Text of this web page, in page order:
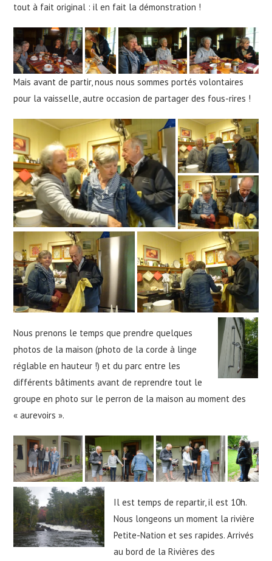
tout à fait original : il en fait la démonstration !
Mais avant de partir, nous nous sommes portés volontaires
pour la vaisselle, autre occasion de partager des fous-rires !
Nous prenons le temps que prendre quelques
photos de la maison (photo de la corde à linge
réglable en hauteur !) et du parc entre les
différents bâtiments avant de reprendre tout le
groupe en photo sur le perron de la maison au moment des
« aurevoirs ».
Il est temps de repartir, il est 10h.
Nous longeons un moment la rivière
Petite-Nation et ses rapides. Arrivés
au bord de la Rivières des